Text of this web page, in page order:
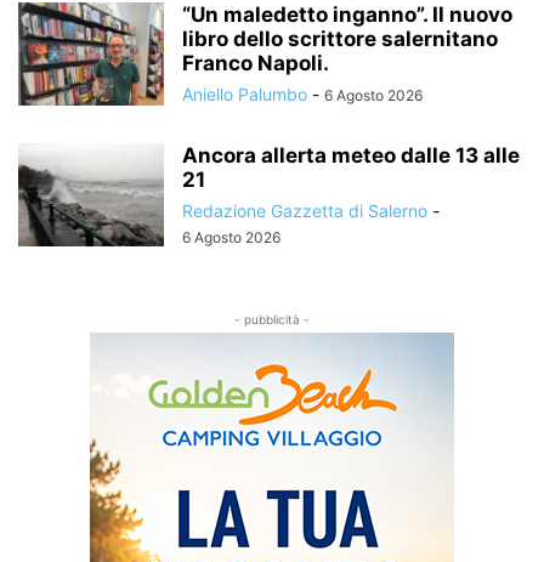
“Un maledetto inganno”. Il nuovo
libro dello scrittore salernitano
Franco Napoli.
Aniello Palumbo - 6 Agosto 2026
Ancora allerta meteo dalle 13 alle
21
Redazione Gazzetta di Salerno -
6 Agosto 2026
- pubblicità -